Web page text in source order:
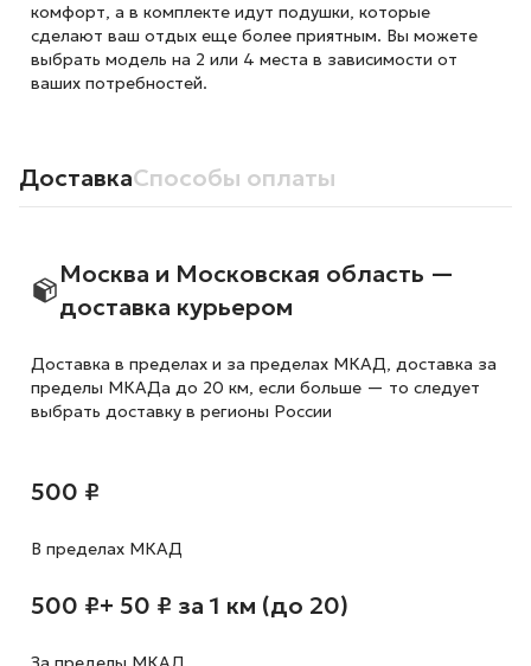
комфорт, а в комплекте идут подушки, которые
сделают ваш отдых еще более приятным. Вы можете
выбрать модель на 2 или 4 места в зависимости от
ваших потребностей.
ДоставкаСпособы оплаты
Москва и Московская область —
доставка курьером
Доставка в пределах и за пределах МКАД, доставка за
пределы МКАДа до 20 км, если больше — то следует
выбрать доставку в регионы России
500 ₽
В пределах МКАД
500 ₽+ 50 ₽ за 1 км (до 20)